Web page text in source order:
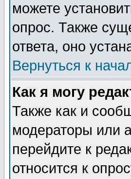
можете
опрос. Также
ответа, оно
Вернуться к
Как я могу
Также как и
модераторы или
перейдите к
относится к